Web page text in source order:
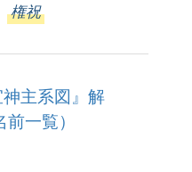
権祝
神主系図』解
一覧）